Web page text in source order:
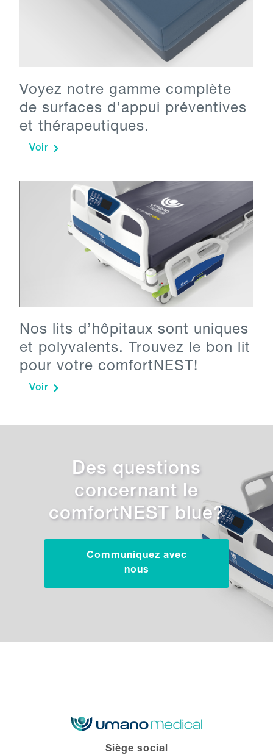
Voyez notre gamme complète
de surfaces d’appui préventives
et thérapeutiques.
Voir
Nos lits d’hôpitaux sont uniques
et polyvalents. Trouvez le bon lit
pour votre comfortNEST!
Voir
Des questions
concernant le
comfortNEST blue?
Communiquez avec
nous
Siège social